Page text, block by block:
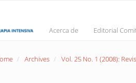
Acerca de Editorial
Archives Vol. 25 No. 1 (2008):